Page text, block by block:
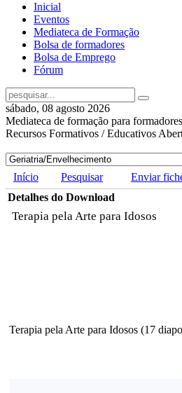
Inicial
Eventos
Mediateca de Formação
Bolsa de formadores
Bolsa de Emprego
Fórum
sábado, 08 agosto 2026
Mediateca de formação para
Recursos Formativos / Educativos
Início Pesquisar Enviar
Detalhes do Download
Terapia pela Arte para Idosos
Terapia pela Arte para Idosos (17